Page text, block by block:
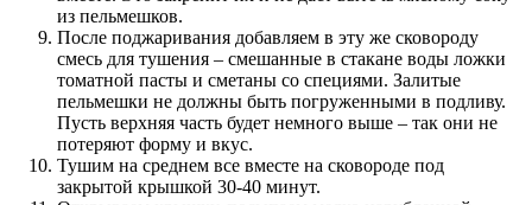
из пельмешков.
После поджаривания добавляем в эту же сковороду
смесь для тушения – смешанные в стакане воды ложки
томатной пасты и сметаны со специями. Залитые
пельмешки не должны быть погруженными в подливу.
Пусть верхняя часть будет немного выше – так они не
потеряют форму и вкус.
Тушим на среднем все вместе на сковороде под
закрытой крышкой 30-40 минут.